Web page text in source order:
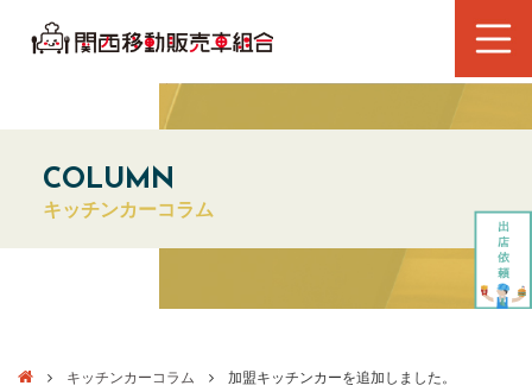
COLUMN
キッチンカーコラム
キッチンカーコラム 加盟キッチンカーを追加しました。